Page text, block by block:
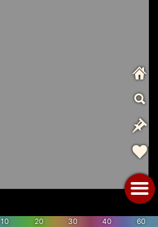
10 20 30 40 60